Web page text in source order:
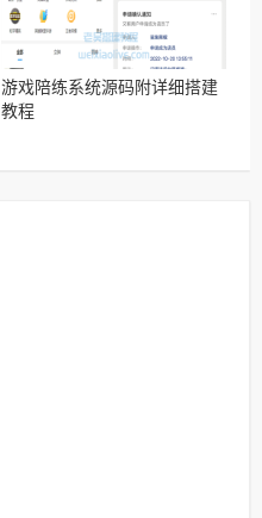
游戏陪练系统源码附详细搭建
教程